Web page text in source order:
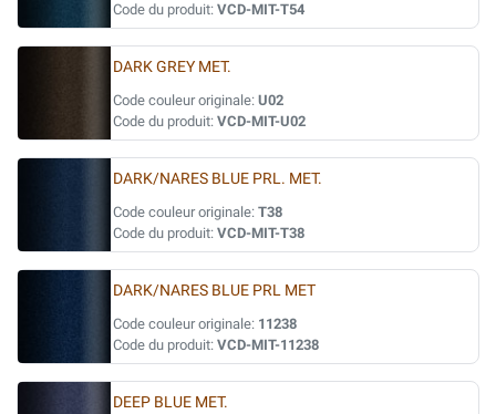
Code du produit: VCD-MIT-T54
DARK GREY MET.
Code couleur originale: U02
Code du produit: VCD-MIT-U02
DARK/NARES BLUE PRL. MET.
Code couleur originale: T38
Code du produit: VCD-MIT-T38
DARK/NARES BLUE PRL MET
Code couleur originale: 11238
Code du produit: VCD-MIT-11238
DEEP BLUE MET.